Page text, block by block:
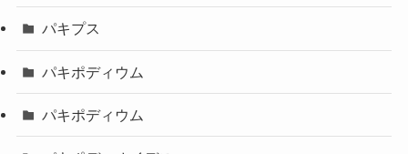
パキプス
パキポディウム
パキポディウム